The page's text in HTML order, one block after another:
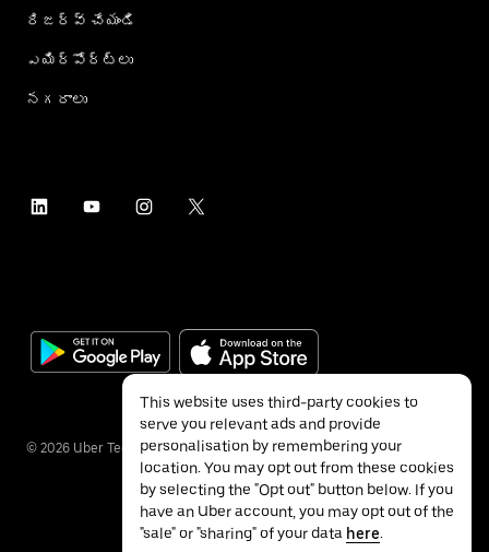
రిజర్వ్ చేయండి
ఎయిర్؜పోర్ట్؜లు
నగరాలు
© 2026 Uber Technologies Inc.
This website uses third-party cookies to
serve you relevant ads and provide
personalisation by remembering your
location. You may opt out from these cookies
by selecting the "Opt out" button below. If you
have an Uber account, you may opt out of the
"sale" or "sharing" of your data here.